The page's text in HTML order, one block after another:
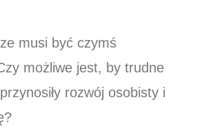
musi być czymś
możliwe jest, by trudne
rozwój osobisty i